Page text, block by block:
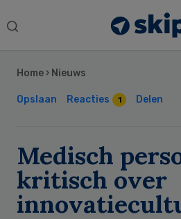
Search
Home › Nieuws
Opslaan Reacties 1 Delen
Medisch
kritisch over
Sidebar